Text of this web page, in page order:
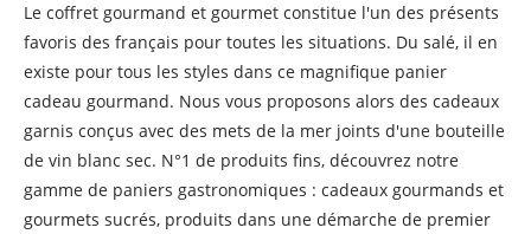
Le coffret gourmand et gourmet constitue l'un des présents
favoris des français pour toutes les situations. Du salé, il en
existe pour tous les styles dans ce magnifique panier
cadeau gourmand. Nous vous proposons alors des cadeaux
garnis conçus avec des mets de la mer joints d'une bouteille
de vin blanc sec. N°1 de produits fins, découvrez notre
gamme de paniers gastronomiques : cadeaux gourmands et
gourmets sucrés, produits dans une démarche de premier